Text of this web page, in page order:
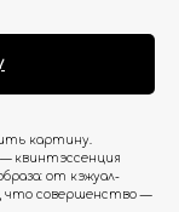
картину.
— квинтэссенция
от кэжуал-
что совершенство —